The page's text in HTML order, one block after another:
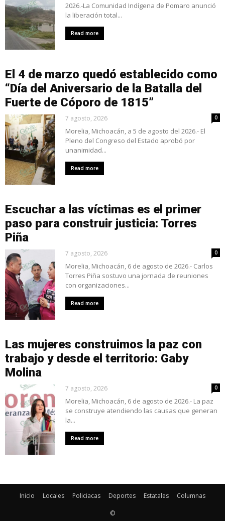
2026.-La Comunidad Indígena de Pomaro anunció
la liberación total...
Read more
El 4 de marzo quedó establecido como
“Día del Aniversario de la Batalla del
Fuerte de Cóporo de 1815”
7 agosto, 2026 0
Morelia, Michoacán, a 5 de agosto del 2026.- El
Pleno del Congreso del Estado aprobó por
unanimidad...
Read more
Escuchar a las víctimas es el primer
paso para construir justicia: Torres
Piña
7 agosto, 2026 0
Morelia, Michoacán, 6 de agosto de 2026.- Carlos
Torres Piña sostuvo una jornada de reuniones
con organizaciones...
Read more
Las mujeres construimos la paz con
trabajo y desde el territorio: Gaby
Molina
7 agosto, 2026 0
Morelia, Michoacán, 6 de agosto de 2026.- La paz
se construye atendiendo las causas que generan
la...
Read more
Inicio Locales Policiacas Deportes Estatales Columnas
©